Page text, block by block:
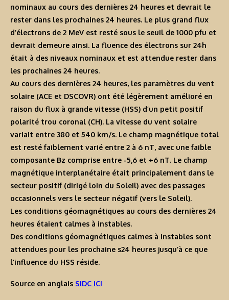
nominaux au cours des dernières 24 heures et devrait le
rester dans les prochaines 24 heures. Le plus grand flux
d’électrons de 2 MeV est resté sous le seuil de 1000 pfu et
devrait demeure ainsi. La fluence des électrons sur 24h
était à des niveaux nominaux et est attendue rester dans
les prochaines 24 heures.
Au cours des dernières 24 heures, les paramètres du vent
solaire (ACE et DSCOVR) ont été légèrement amélioré en
raison du flux à grande vitesse (HSS) d’un petit positif
polarité trou coronal (CH). La vitesse du vent solaire
variait entre 380 et 540 km/s. Le champ magnétique total
est resté faiblement varié entre 2 à 6 nT, avec une faible
composante Bz comprise entre -5,6 et +6 nT. Le champ
magnétique interplanétaire était principalement dans le
secteur positif (dirigé loin du Soleil) avec des passages
occasionnels vers le secteur négatif (vers le Soleil).
Les conditions géomagnétiques au cours des dernières 24
heures étaient calmes à instables.
Des conditions géomagnétiques calmes à instables sont
attendues pour les prochaine s24 heures jusqu’à ce que
l’influence du HSS réside.
Source en anglais SIDC ICI